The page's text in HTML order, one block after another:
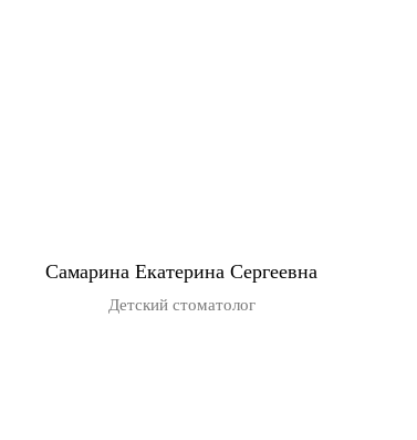
Самарина Екатерина Сергеевна
Детский стоматолог